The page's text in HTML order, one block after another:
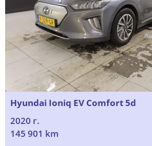
Hyundai Ioniq EV Comfort 5d
2020 г.
145 901 km